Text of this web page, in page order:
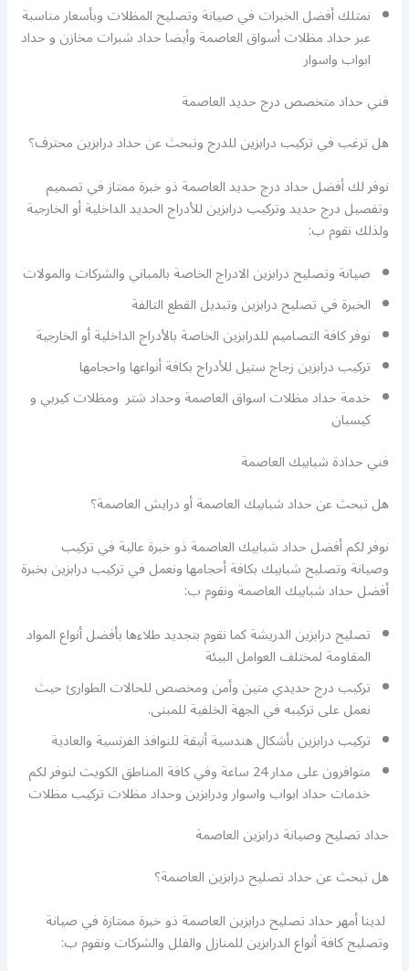
نمتلك أفضل الخبرات في صيانة وتصليح المظلات وبأسعار مناسبة
عبر حداد مظلات أسواق العاصمة وأيضا حداد شبرات مخازن و حداد
ابواب واسوار
فني حداد متخصص درج حديد العاصمة
هل ترغب في تركيب درابزين للدرج وتبحث عن حداد درابزين محترف؟
نوفر لك أفضل حداد درج حديد العاصمة ذو خبرة ممتاز في تصميم
وتفصيل درج حديد وتركيب درابزين للأدراج الحديد الداخلية أو الخارجية
ولذلك نقوم ب:
صيانة وتصليح درابزين الادراج الخاصة بالمباني والشركات والمولات
الخبرة في تصليح درابزين وتبديل القطع التالفة
نوفر كافة التصاميم للدرابزين الخاصة بالأدراج الداخلية أو الخارجية
تركيب درابزين زجاج ستيل للأدراج بكافة أنواعها واحجامها
خدمة حداد مظلات اسواق العاصمة وحداد شتر ومظلات كيربي و
كيسبان
فني حدادة شبابيك العاصمة
هل تبحث عن حداد شبابيك العاصمة أو درايش العاصمة؟
نوفر لكم أفضل حداد شبابيك العاصمة ذو خبرة عالية في تركيب
وصيانة وتصليح شبابيك بكافة أحجامها ونعمل في تركيب درابزين بخبرة
أفضل حداد شبابيك العاصمة ونقوم ب:
تصليح درابزين الدريشة كما نقوم بتجديد طلاءها بأفضل أنواع المواد
المقاومة لمختلف العوامل البيئة
تركيب درج حديدي متين وأمن ومخصص للحالات الطوارئ حيث
نعمل على تركيبه في الجهة الخلفية للمبنى.
تركيب درابزين بأشكال هندسية أنيقة للنوافذ الفرنسية والعادية
متوافرون على مدار 24 ساعة وفي كافة المناطق الكويت لنوفر لكم
خدمات حداد ابواب واسوار ودرابزين وحداد مظلات تركيب مظلات
حداد تصليح وصيانة درابزين العاصمة
هل تبحث عن حداد تصليح درابزين العاصمة؟
لدينا أمهر حداد تصليح درابزين العاصمة ذو خبرة ممتازة في صيانة
وتصليح كافة أنواع الدرابزين للمنازل والفلل والشركات ونقوم ب: